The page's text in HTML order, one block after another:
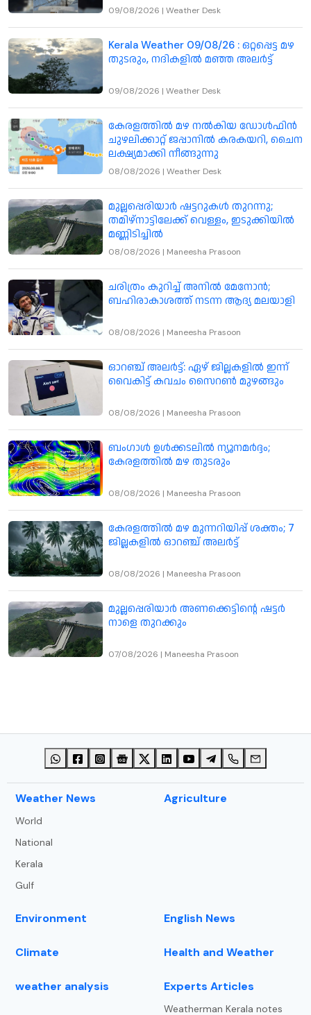
09/08/2026 | Weather Desk
Kerala Weather 09/08/26 : ഒറ്റപ്പെട്ട മഴ
തുടരും, നദികളിൽ മഞ്ഞ അലർട്ട്
09/08/2026 | Weather Desk
കേരളത്തില്‍ മഴ നല്‍കിയ ഡോള്‍ഫിന്‍
ചുഴലിക്കാറ്റ് ജപ്പാനില്‍ കരകയറി, ചൈന
ലക്ഷ്യമാക്കി നീങ്ങുന്നു
08/08/2026 | Weather Desk
മുല്ലപ്പെരിയാർ ഷട്ടറുകൾ തുറന്നു;
തമിഴ്നാട്ടിലേക്ക് വെള്ളം, ഇടുക്കിയിൽ
മണ്ണിടിച്ചിൽ
08/08/2026 | Maneesha Prasoon
ചരിത്രം കുറിച്ച് അനിൽ മേനോൻ;
ബഹിരാകാശത്ത് നടന്ന ആദ്യ മലയാളി
08/08/2026 | Maneesha Prasoon
ഓറഞ്ച് അലർട്ട്: ഏഴ് ജില്ലകളിൽ ഇന്ന്
വൈകിട്ട് കവചം സൈറൺ മുഴങ്ങും
08/08/2026 | Maneesha Prasoon
ബംഗാൾ ഉൾക്കടലിൽ ന്യൂനമർദ്ദം;
കേരളത്തിൽ മഴ തുടരും
08/08/2026 | Maneesha Prasoon
കേരളത്തിൽ മഴ മുന്നറിയിപ്പ് ശക്തം; 7
ജില്ലകളിൽ ഓറഞ്ച് അലർട്ട്
08/08/2026 | Maneesha Prasoon
മുല്ലപ്പെരിയാർ അണക്കെട്ടിന്റെ ഷട്ടർ
നാളെ തുറക്കും
07/08/2026 | Maneesha Prasoon
⁠Weather News
World
National
Kerala
Gulf
Agriculture
Environment English News
Climate Health and Weather
weather analysis Experts Articles
Weatherman Kerala notes